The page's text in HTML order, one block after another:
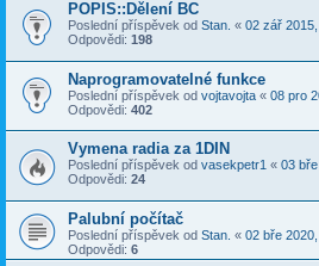
POPIS::Dělení BC
Poslední příspěvek od Stan. « 02 zář
Odpovědi: 198
Naprogramovatelné funkce
Poslední příspěvek od vojtavojta « 08 pro
Odpovědi: 402
Vymena radia za 1DIN
Poslední příspěvek od vasekpetr1 « 03
Odpovědi: 24
Palubní počítač
Poslední příspěvek od Stan. « 02 bře
Odpovědi: 6